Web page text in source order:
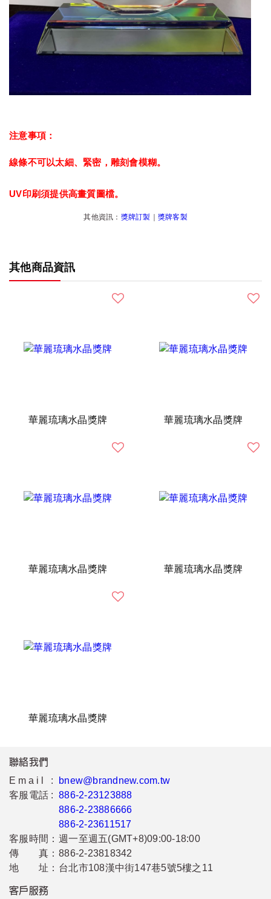
注意事項：
線條不可以太細、緊密，雕刻會模糊。
UV印刷須提供高畫質圖檔。
其他資訊： 獎牌訂製 獎牌客製
其他商品資訊
華麗琉璃水晶獎牌 華麗琉璃水晶獎牌
華麗琉璃水晶獎牌 華麗琉璃水晶獎牌
華麗琉璃水晶獎牌
聯絡我們
Email :
bnew@brandnew.com.tw
客服電話 : 886-2-23123888
886-2-23886666
886-2-23611517
客服時間： 週一至週五(GMT+8)09:00-18:00
傳 真： 886-2-23818342
地 址： 台北市108漢中街147巷5號5樓之11
客戶服務